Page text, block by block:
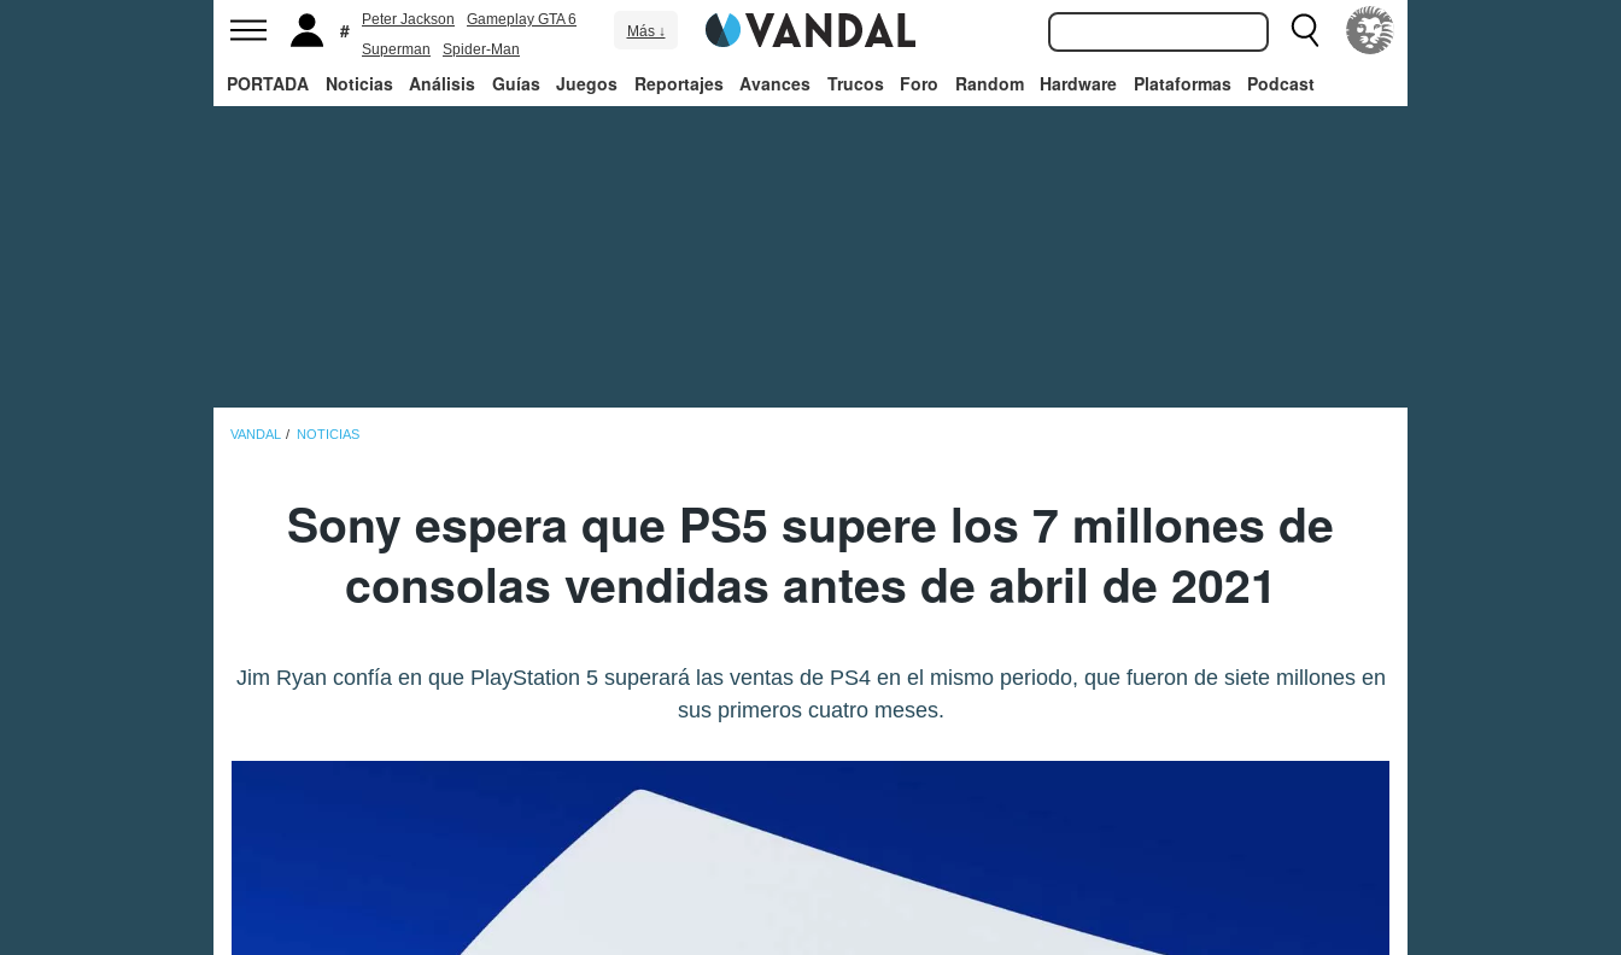
Peter Jackson
Gameplay GTA 6
Superman
Spider-Man
Más ↓
PORTADA Noticias Análisis Guías Juegos Reportajes Avances Trucos Foro Random Hardware Plataformas Podcast
VANDAL NOTICIAS
Sony espera que PS5 supere los 7 millones de
consolas vendidas antes de abril de 2021
Jim Ryan confía en que PlayStation 5 superará las ventas de PS4 en el mismo periodo, que fueron de siete millones en
sus primeros cuatro meses.